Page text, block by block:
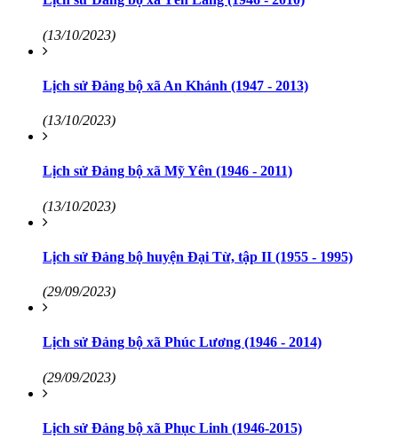
(13/10/2023)
Lịch sử Đảng bộ xã An Khánh (1947 - 2013)
(13/10/2023)
Lịch sử Đảng bộ xã Mỹ Yên (1946 - 2011)
(13/10/2023)
Lịch sử Đảng bộ huyện Đại Từ, tập II (1955 - 1995)
(29/09/2023)
Lịch sử Đảng bộ xã Phúc Lương (1946 - 2014)
(29/09/2023)
Lịch sử Đảng bộ xã Phục Linh (1946-2015)